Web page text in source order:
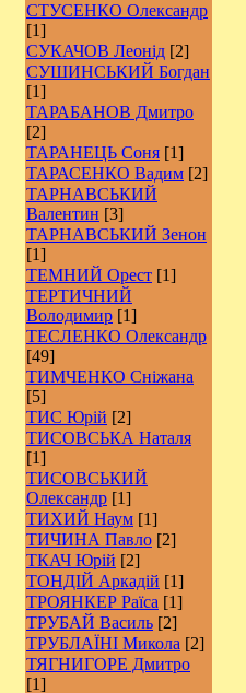
СТУСЕНКО Олександр
[1]
СУКАЧОВ Леонід [2]
СУШИНСЬКИЙ Богдан
[1]
ТАРАБАНОВ Дмитро
[2]
ТАРАНЕЦЬ Соня [1]
ТАРАСЕНКО Вадим [2]
ТАРНАВСЬКИЙ
Валентин [3]
ТАРНАВСЬКИЙ Зенон
[1]
ТЕМНИЙ Орест [1]
ТЕРТИЧНИЙ
Володимир [1]
ТЕСЛЕНКО Олександр
[49]
ТИМЧЕНКО Сніжана
[5]
ТИС Юрій [2]
ТИСОВСЬКА Наталя
[1]
ТИСОВСЬКИЙ
Олександр [1]
ТИХИЙ Наум [1]
ТИЧИНА Павло [2]
ТКАЧ Юрій [2]
ТОНДІЙ Аркадій [1]
ТРОЯНКЕР Раїса [1]
ТРУБАЙ Василь [2]
ТРУБЛАЇНІ Микола [2]
ТЯГНИГОРЕ Дмитро
[1]